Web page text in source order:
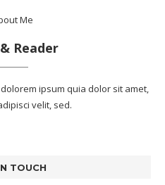
Reader
ipsum quia dolor sit amet,
velit, sed.
TOUCH